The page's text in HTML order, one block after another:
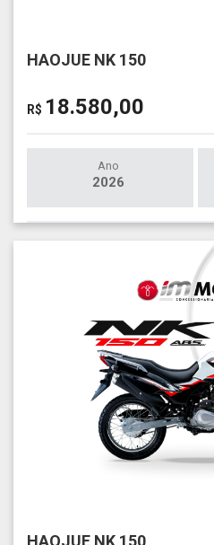
HAOJUE NK 150
R$ 18.580,00
Ano
2026
HAOJUE NK 150